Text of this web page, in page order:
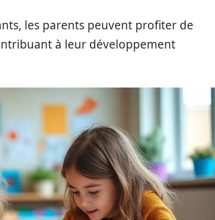
les parents peuvent profiter de
à leur développement